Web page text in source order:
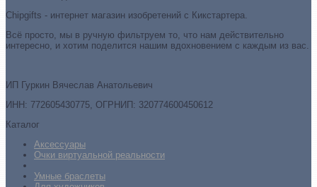
Chipgifts - интернет магазин изобретений с Кикстартера.
Всё просто, мы в ручную фильтруем то, что нам действительно
интересно, и хотим поделится нашим вдохновением с каждым из вас.
ИП Гуркин Вячеслав Анатольевич
ИНН: 772605430775, ОГРНИП: 320774600450612
Каталог
Аксессуары
Очки виртуальной реальности
Умные браслеты